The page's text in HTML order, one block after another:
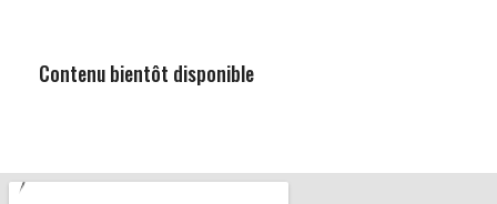
Contenu bientôt disponible